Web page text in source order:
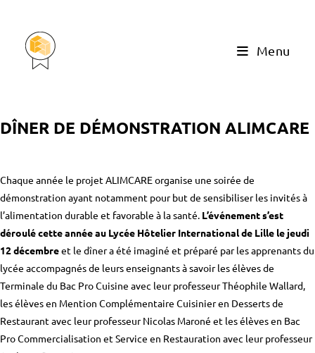
Menu
DÎNER DE DÉMONSTRATION ALIMCARE
Chaque année le projet ALIMCARE organise une soirée de
démonstration ayant notamment pour but de sensibiliser les invités à
l’alimentation durable et favorable à la santé. L’événement s’est
déroulé cette année au Lycée Hôtelier International de Lille le jeudi
12 décembreet le dîner a été imaginé et préparé par les apprenants du
lycée accompagnés de leurs enseignants à savoir les élèves de
Terminale du Bac Pro Cuisine avec leur professeur Théophile Wallard,
les élèves en Mention Complémentaire Cuisinier en Desserts de
Restaurant avec leur professeur Nicolas Maroné et les élèves en Bac
Pro Commercialisation et Service en Restauration avec leur professeur